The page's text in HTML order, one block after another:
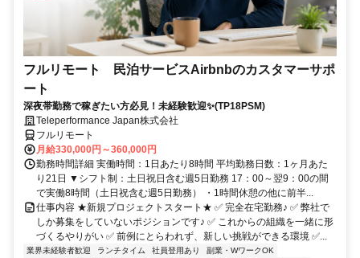
フルリモート 民泊サービスAirbnbのカスタマーサポ
ート
深夜帯勤務で稼ぎたい方必見！未経験歓迎✨(TP18PSM)
Teleperformance Japan株式会社
フルリモート
月給330,000円～360,000円
勤務時間詳細 実働時間：1日あたり8時間 平均勤務日数：1ヶ月あた
り21日 ▼シフト制：土日祝日含む週5日勤務 17：00～翌9：00の間
で実働8時間（土日祝含む週5日勤務） ・1時間休憩の他に前半...
仕事内容 ★新規プロジェクトスタート★ ✅ 完全在宅勤務♪ ✅ 弊社で
しか募集をしていないポジションです♪ ✅ これからの組織を一緒に形
づくるやりがい ✅ 前例にとらわれず、新しい挑戦ができる環境 ✅...
業界未経験者歓迎 ランチタイム 社員登用あり
副業・WワークOK